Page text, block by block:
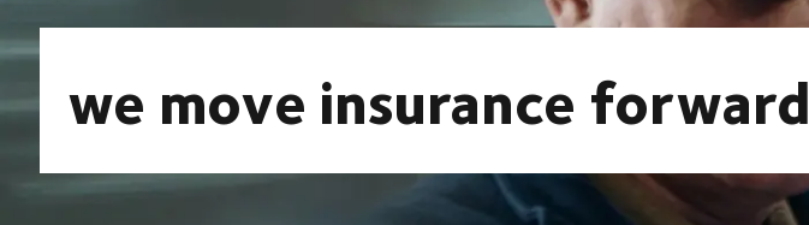
we move insurance forward